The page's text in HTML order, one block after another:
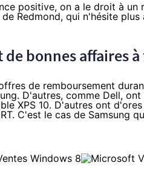
positive, on a le droit à un
Redmond, qui n'hésite
bonnes affaires à
de remboursement
. D'autres, comme Dell,
XPS 10. D'autres ont
C'est le cas de Samsung